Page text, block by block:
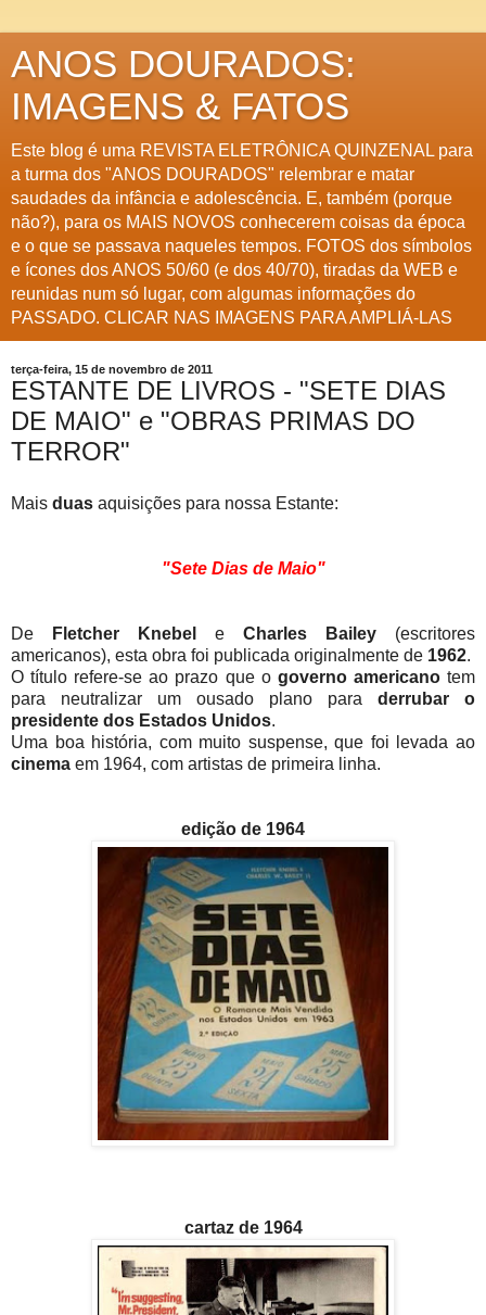
ANOS DOURADOS:
IMAGENS & FATOS
Este blog é uma REVISTA ELETRÔNICA QUINZENAL para
a turma dos "ANOS DOURADOS" relembrar e matar
saudades da infância e adolescência. E, também (porque
não?), para os MAIS NOVOS conhecerem coisas da época
e o que se passava naqueles tempos. FOTOS dos símbolos
e ícones dos ANOS 50/60 (e dos 40/70), tiradas da WEB e
reunidas num só lugar, com algumas informações do
PASSADO. CLICAR NAS IMAGENS PARA AMPLIÁ-LAS
terça-feira, 15 de novembro de 2011
ESTANTE DE LIVROS - "SETE DIAS
DE MAIO" e "OBRAS PRIMAS DO
TERROR"
Mais duas aquisições para nossa Estante:
"Sete Dias de Maio"
De Fletcher Knebel e Charles Bailey (escritores
americanos), esta obra foi publicada originalmente de 1962.
O título refere-se ao prazo que o governo americanotem
para neutralizar um ousado plano para derrubar o
presidente dos Estados Unidos.
Uma boa história, com muito suspense, que foi levada ao
cinema em 1964, com artistas de primeira linha.
edição de 1964
cartaz de 1964